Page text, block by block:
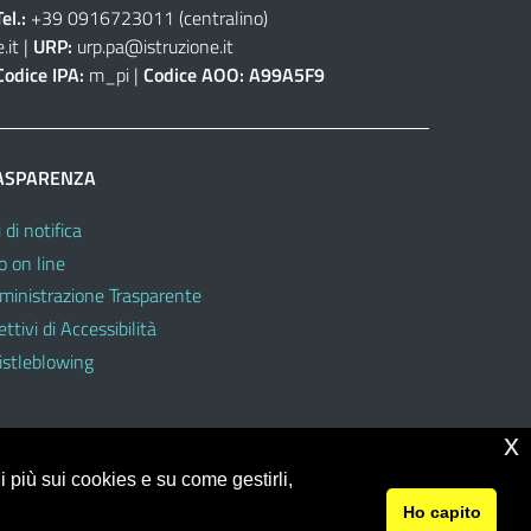
+39 0916723011 (centralino)
| URP: urp.pa@istruzione.it
IPA: m_pi | Codice AOO: A99A5F9
notifica
on line
Trasparente
di Accessibilità
più sui cookies e su come gestirli,
Ho capito
x